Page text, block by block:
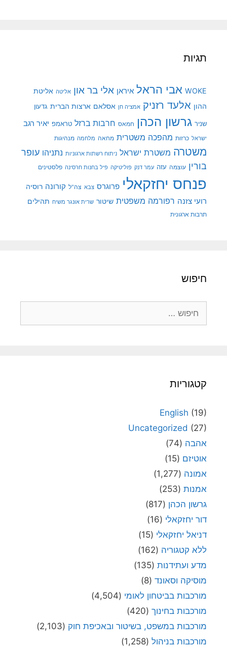
תגיות
WOKE אבי הראל איראן אלי בר און אליטה אליטת
ההון אלעד רזניק אמציה חן אסלאם ארצות הברית גדעון
שניר גרשון הכהן חמאס חרבות ברזל טראמפ יאיר רגב
ישראל כרזות מהפכה משטרית מחאה מלחמה מנהיגות
משטרה משטרת ישראל ניתוח רשתות ארגוניות נתניהו עופר
בורין עוצמה עזה עמר דנק פוליטיקה פיל בחנות חרסינה פלסטינים
פנחס יחזקאלי פרוגרס צבא צה"ל קורונה רוסיה
רועי צזנה רפורמה משפטית שיטור שרית אונגר משיח תהילים
תרבות ארגונית
חיפוש
קטגוריות
English (19)
Uncategorized (27)
אהבה (74)
אוטיזם (15)
אמונה (1,277)
אמנות (253)
גרשון הכהן (817)
דור יחזקאלי (16)
דניאל יחזקאלי (15)
ללא קטגוריה (162)
מדע ועתידנות (135)
מוסיקה וסאונד (8)
מורכבות בביטחון לאומי (4,504)
מורכבות בחינוך (420)
מורכבות במשפט, בשיטור ובאכיפת חוק (2,103)
מורכבות בניהול (1,258)